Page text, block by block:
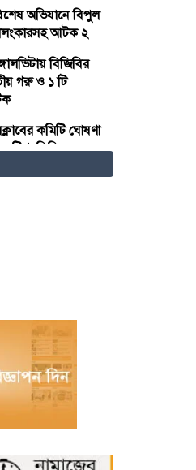
অভিযানে বিপুল
আটক ২
বিজিবির
গরু ও ১ টি
কমিটি ঘোষণা
টিপু, সিনি: সহ
সাধারণ
চালিয়ে ১০
ব্যবসায়ীকে
৬
মৃত্যু,
ঘোষণা জাতীয়